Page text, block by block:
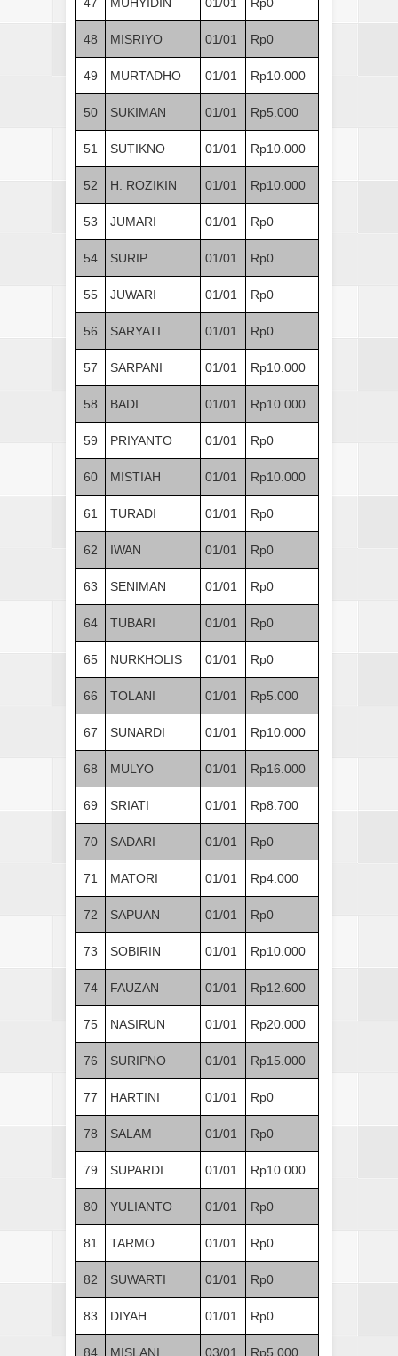
48 MISRIYO 01/01 Rp0
49 MURTADHO 01/01 Rp10.000
50 SUKIMAN 01/01 Rp5.000
51 SUTIKNO 01/01 Rp10.000
52 H. ROZIKIN 01/01 Rp10.000
53 JUMARI 01/01 Rp0
54 SURIP 01/01 Rp0
55 JUWARI 01/01 Rp0
56 SARYATI 01/01 Rp0
57 SARPANI 01/01 Rp10.000
58 BADI 01/01 Rp10.000
59 PRIYANTO 01/01 Rp0
60 MISTIAH 01/01 Rp10.000
61 TURADI 01/01 Rp0
62 IWAN 01/01 Rp0
63 SENIMAN 01/01 Rp0
64 TUBARI 01/01 Rp0
65 NURKHOLIS 01/01 Rp0
66 TOLANI 01/01 Rp5.000
67 SUNARDI 01/01 Rp10.000
68 MULYO 01/01 Rp16.000
69 SRIATI 01/01 Rp8.700
70 SADARI 01/01 Rp0
71 MATORI 01/01 Rp4.000
72 SAPUAN 01/01 Rp0
73 SOBIRIN 01/01 Rp10.000
74 FAUZAN 01/01 Rp12.600
75 NASIRUN 01/01 Rp20.000
76 SURIPNO 01/01 Rp15.000
77 HARTINI 01/01 Rp0
78 SALAM 01/01 Rp0
79 SUPARDI 01/01 Rp10.000
80 YULIANTO 01/01 Rp0
81 TARMO 01/01 Rp0
82 SUWARTI 01/01 Rp0
83 DIYAH 01/01 Rp0
84 MISLANI 03/01 Rp5.000